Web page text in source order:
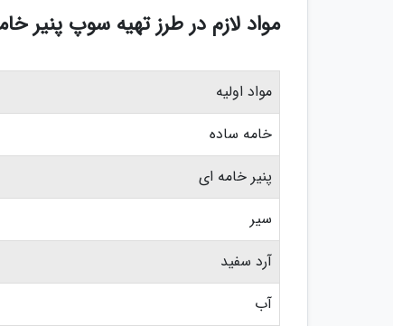
مواد لازم در طرز تهیه سوپ پنیر
مواد اولیه
خامه ساده
پنیر خامه ای
سیر
آرد سفید
آب